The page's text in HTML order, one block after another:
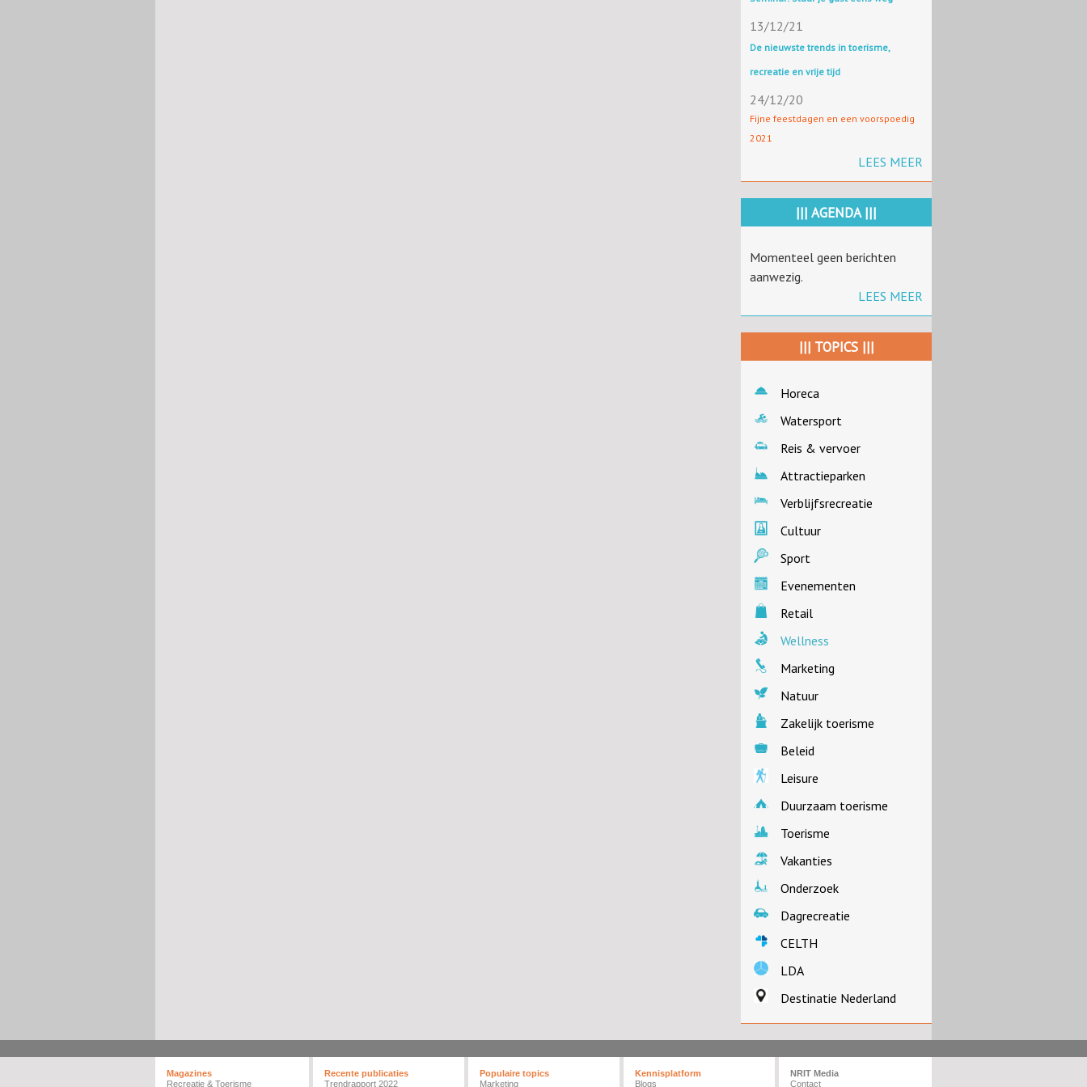
13/12/21
De nieuwste trends in toerisme,
recreatie en vrije tijd
24/12/20
Fijne feestdagen en een voorspoedig
2021
LEES MEER
||| AGENDA |||
Momenteel geen berichten
aanwezig.
LEES MEER
||| TOPICS |||
Horeca
Watersport
Reis & vervoer
Attractieparken
Verblijfsrecreatie
Cultuur
Sport
Evenementen
Retail
Wellness
Marketing
Natuur
Zakelijk toerisme
Beleid
Leisure
Duurzaam toerisme
Toerisme
Vakanties
Onderzoek
Dagrecreatie
CELTH
LDA
Destinatie Nederland
Magazines
Recreatie & Toerisme
Recente publicaties
Trendrapport 2022
Populaire topics
Marketing
Kennisplatform
Blogs
NRIT Media
Contact